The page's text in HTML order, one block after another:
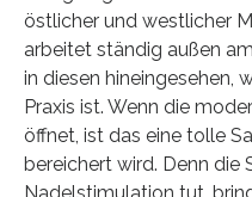
östlicher und westlicher
arbeitet ständig außen
in diesen hineingesehen,
Praxis ist. Wenn die
öffnet, ist das eine tolle
bereichert wird. Denn die
Nadelstimulation tut,